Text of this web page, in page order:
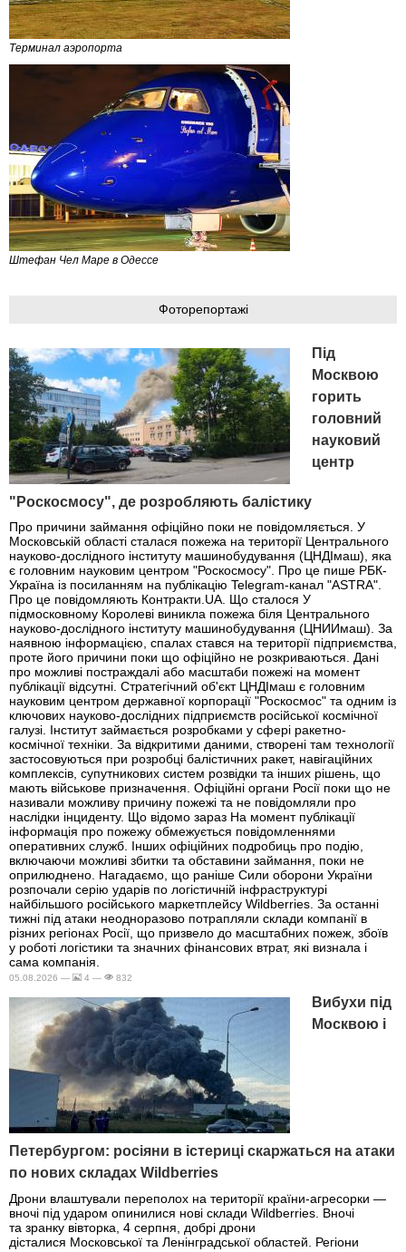
Терминал аэропорта
Штефан Чел Маре в Одессе
Фоторепортажі
Під
Москвою
горить
головний
науковий
центр
"Роскосмосу", де розробляють балістику
Про причини займання офіційно поки не повідомляється. У
Московській області сталася пожежа на території Центрального
науково-дослідного інституту машинобудування (ЦНДІмаш), яка
є головним науковим центром "Роскосмосу". Про це пише РБК-
Україна із посиланням на публікацію Telegram-канал "ASTRA".
Про це повідомляють Контракти.UA. Що сталося У
підмосковному Королеві виникла пожежа біля Центрального
науково-дослідного інституту машинобудування (ЦНИИмаш). За
наявною інформацією, спалах стався на території підприємства,
проте його причини поки що офіційно не розкриваються. Дані
про можливі постраждалі або масштаби пожежі на момент
публікації відсутні. Стратегічний об'єкт ЦНДІмаш є головним
науковим центром державної корпорації "Роскосмос" та одним із
ключових науково-дослідних підприємств російської космічної
галузі. Інститут займається розробками у сфері ракетно-
космічної техніки. За відкритими даними, створені там технології
застосовуються при розробці балістичних ракет, навігаційних
комплексів, супутникових систем розвідки та інших рішень, що
мають військове призначення. Офіційні органи Росії поки що не
називали можливу причину пожежі та не повідомляли про
наслідки інциденту. Що відомо зараз На момент публікації
інформація про пожежу обмежується повідомленнями
оперативних служб. Інших офіційних подробиць про подію,
включаючи можливі збитки та обставини займання, поки не
оприлюднено. Нагадаємо, що раніше Сили оборони України
розпочали серію ударів по логістичній інфраструктурі
найбільшого російського маркетплейсу Wildberries. За останні
тижні під атаки неодноразово потрапляли склади компанії в
різних регіонах Росії, що призвело до масштабних пожеж, збоїв
у роботі логістики та значних фінансових втрат, які визнала і
сама компанія.
05.08.2026 — 4 — 832
Вибухи під
Москвою і
Петербургом: росіяни в істериці скаржаться на атаки
по нових складах Wildberries
Дрони влаштували переполох на території країни-агресорки —
вночі під ударом опинилися нові склади Wildberries. Вночі
та зранку вівторка, 4 серпня, добрі дрони
дісталися Московської та Ленінградської областей. Регіони